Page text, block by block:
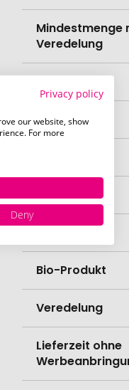
Mindestmenge
Veredelung
Farbe
Breite
Bio-Produkt
Veredelung
Lieferzeit ohne
Privacy policy
our website, show
For more
Deny